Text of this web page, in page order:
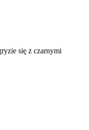
się z czarnymi